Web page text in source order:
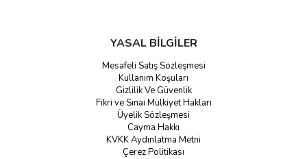
YASAL BİLGİLER
Mesafeli Satış Sözleşmesi
Kullanım Koşuları
Gizlilik Ve Güvenlik
Fikri ve Sınai Mülkiyet Hakları
Üyelik Sözleşmesi
Cayma Hakkı
KVKK Aydınlatma Metni
Çerez Politikası